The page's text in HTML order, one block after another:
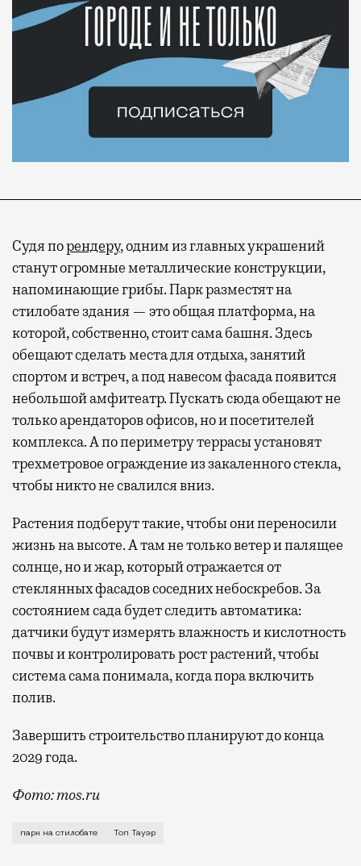
Судя порендеру, одним из главных украшений
станут огромные металлические конструкции,
напоминающие грибы. Парк разместят на
стилобате здания — это общая платформа, на
которой, собственно, стоит сама башня. Здесь
обещают сделать места для отдыха, занятий
спортом и встреч, а под навесом фасада появится
небольшой амфитеатр. Пускать сюда обещают не
только арендаторов офисов, но и посетителей
комплекса. А по периметру террасы установят
трехметровое ограждение из закаленного стекла,
чтобы никто не свалился вниз.
Растения подберут такие, чтобы они переносили
жизнь на высоте. А там не только ветер и палящее
солнце, но и жар, который отражается от
стеклянных фасадов соседних небоскребов. За
состоянием сада будет следить автоматика:
датчики будут измерять влажность и кислотность
почвы и контролировать рост растений, чтобы
система сама понимала, когда пора включить
полив.
Завершить строительство планируют до конца
2029 года.
Фото: mos.ru
В «Сити» скоро станет чуть меньше стекла и чуть
парк на стилобате Топ Тауэр